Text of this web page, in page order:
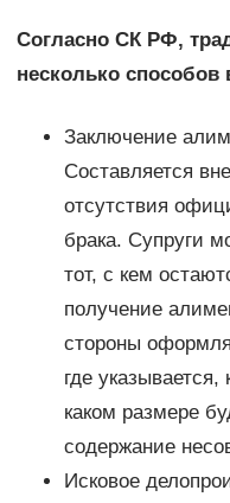
Согласно СК РФ,
несколько
Заключение
Составляется
отсутствия
брака. Супруги
тот, с кем
получение
стороны
где
каком размере
содержание
Исковое